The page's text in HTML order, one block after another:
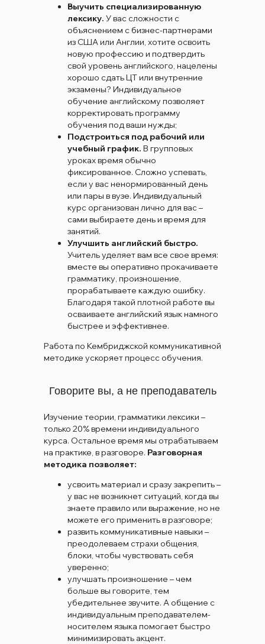
Выучить специализированную
лексику. У вас сложности с
объяснением с бизнес-партнерами
из США или Англии, хотите освоить
новую профессию и подтвердить
свой уровень английского, нацелены
хорошо сдать ЦТ или внутренние
экзамены? Индивидуальное
обучение английскому позволяет
корректировать программу
обучения под ваши нужды;
Подстроиться под рабочий или
учебный график. В групповых
уроках время обычно
фиксированное. Сложно успевать,
если у вас ненормированный день
или пары в вузе. Индивидуальный
курс организован лично для вас –
сами выбираете день и время для
занятий.
Улучшить английский быстро.
Учитель уделяет вам все свое время:
вместе вы оперативно прокачиваете
грамматику, произношение,
прорабатываете каждую ошибку.
Благодаря такой плотной работе вы
осваиваете английский язык намного
быстрее и эффективнее.
Работа по Кембриджской коммуникативной
методике ускоряет процесс обучения.
Говорите вы, а не преподаватель
Изучение теории, грамматики лексики –
только 20% времени индивидуального
курса. Остальное время мы отрабатываем
на практике, в разговоре. Разговорная
методика позволяет:
усвоить материал и сразу закрепить –
у вас не возникнет ситуаций, когда вы
знаете правило или выражение, но не
можете его применить в разговоре;
развить коммуникативные навыки –
преодолеваем страхи общения,
блоки, чтобы чувствовать себя
уверенно;
улучшать произношение – чем
больше вы говорите, тем
убедительнее звучите. А общение с
индивидуальным преподавателем-
носителем языка помогает быстро
минимизировать акцент.